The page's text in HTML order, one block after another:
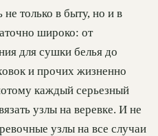
только в быту, но и в
широко: от
для сушки белья до
и прочих жизненно
каждый серьезный
узлы на веревке. И не
узлы на все случаи